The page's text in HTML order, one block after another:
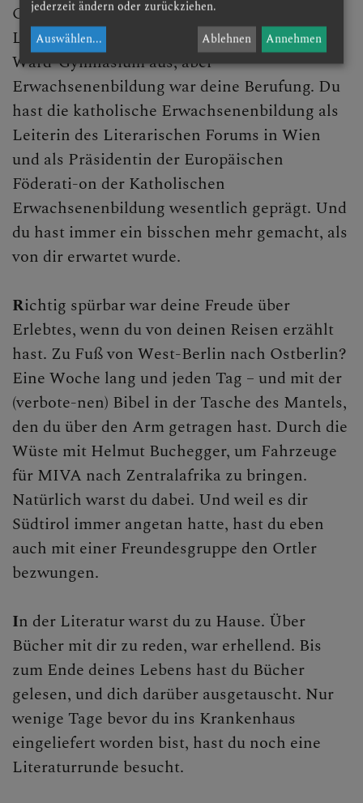
Geschichte) hast du bereits unterrichtet. Den
Lehrberuf übtest du zwar 22 Jahre am Mary-
Ward-Gymnasium aus, aber
Erwachsenenbildung war deine Berufung. Du
hast die katholische Erwachsenenbildung als
Leiterin des Literarischen Forums in Wien
und als Präsidentin der Europäischen
Föderati-on der Katholischen
Erwachsenenbildung wesentlich geprägt. Und
du hast immer ein bisschen mehr gemacht, als
von dir erwartet wurde.
Richtig spürbar war deine Freude über
Erlebtes, wenn du von deinen Reisen erzählt
hast. Zu Fuß von West-Berlin nach Ostberlin?
Eine Woche lang und jeden Tag – und mit der
(verbote-nen) Bibel in der Tasche des Mantels,
den du über den Arm getragen hast. Durch die
Wüste mit Helmut Buchegger, um Fahrzeuge
für MIVA nach Zentralafrika zu bringen.
Natürlich warst du dabei. Und weil es dir
Südtirol immer angetan hatte, hast du eben
auch mit einer Freundesgruppe den Ortler
bezwungen.
In der Literatur warst du zu Hause. Über
Bücher mit dir zu reden, war erhellend. Bis
zum Ende deines Lebens hast du Bücher
gelesen, und dich darüber ausgetauscht. Nur
wenige Tage bevor du ins Krankenhaus
eingeliefert worden bist, hast du noch eine
Literaturrunde besucht.
jederzeit ändern oder zurückziehen.
Auswählen... Ablehnen Annehmen